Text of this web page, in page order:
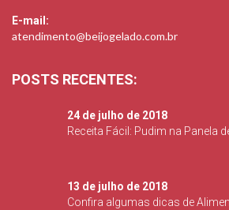
E-mail:
atendimento@beijogelado.com.br
POSTS RECENTES:
24 de julho de 2018
Receita Fácil: Pudim na Panela
13 de julho de 2018
Confira algumas dicas de